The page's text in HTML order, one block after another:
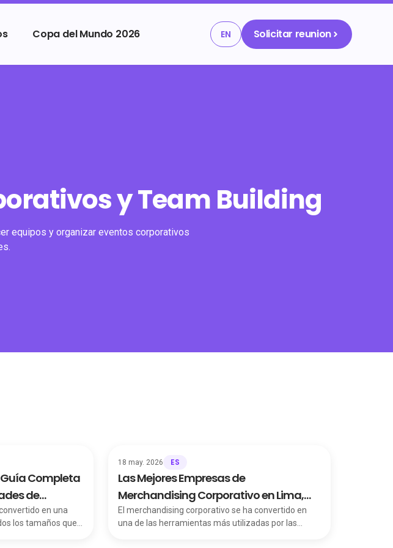
Copa del Mundo 2026 EN Solicitar reunion
y Team Building
equipos y organizar eventos corporativos
Completa
de
en una
los tamaños que
18 may. 2026 ES
Las Mejores Empresas de
Merchandising Corporativo en Lima,
Perú
El merchandising corporativo se ha convertido en
una de las herramientas más utilizadas por las